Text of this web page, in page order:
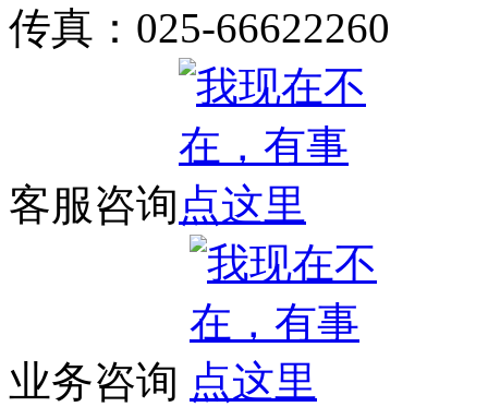
传真：025-66622260
客服咨询
业务咨询